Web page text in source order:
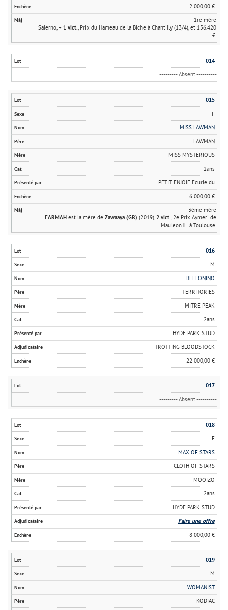
2 000,00 €
1re mère
Salerno, + 1 vict. , Prix du Hameau de la Biche à Chantilly (13/4), et 156.420
€.
014
--------- Absent ----------
015
F
MISS LAWMAN
LAWMAN
MISS MYSTERIOUS
2ans
PETIT ENJOIE Ecurie du
6 000,00 €
3ème mère
FARMAH est la mère deZawaaya (GB) (2019), 2 vict. , 2e Prix Aymeri de
MauleonL. à Toulouse.
016
M
BELLONINO
TERRITORIES
MITRE PEAK
2ans
HYDE PARK STUD
TROTTING BLOODSTOCK
22 000,00 €
017
--------- Absent ----------
018
F
MAX OF STARS
CLOTH OF STARS
MOOIZO
2ans
HYDE PARK STUD
Faire une offre
8 000,00 €
019
M
WOMANIST
KODIAC